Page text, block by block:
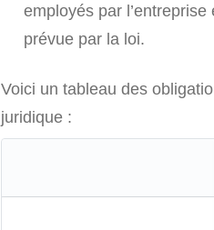
employés par
prévue par la loi.
Voici un tableau des
juridique :